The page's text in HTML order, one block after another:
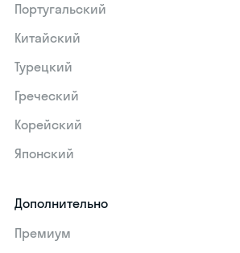
Португальский
Китайский
Турецкий
Греческий
Корейский
Японский
Дополнительно
Премиум